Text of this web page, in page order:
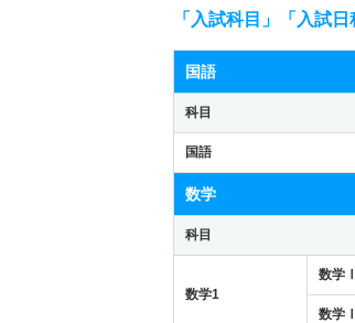
「入試科目」「入試
国語
科目
国語
数学
科目
数学1
数学Ⅰ
数学